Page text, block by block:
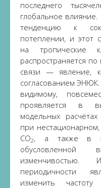
последнего
глобальное
тенденцию к
потеплении, и этот
на тропические
распространяется
связи — явление,
согласованием ЭНЮК.
видимому,
проявляется в
модельных
при
CO2, а также в
обусловленной
периодичности
изменить частоту